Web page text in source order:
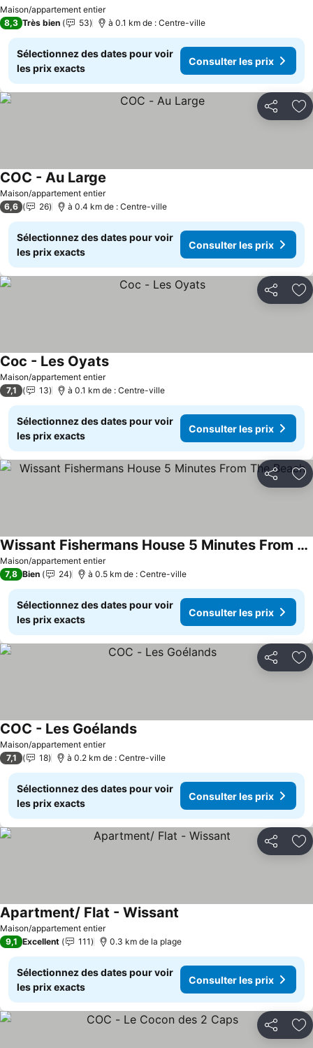
Maison/appartement entier
8,3 Très bien 53 à 0.1 km de : Centre-ville
Sélectionnez des dates pour voir
les prix exacts
Consulter les prix
Partager
Maison/appartement entier
COC - Au Large
6,6 26 à 0.4 km de : Centre-ville
Sélectionnez des dates pour voir
les prix exacts
Consulter les prix
Partager
Maison/appartement entier
Coc - Les OyatsConsulter les prix
7,1 13 à 0.1 km de : Centre-ville
Sélectionnez des dates pour voir
les prix exacts
Consulter les prix
Partager
Maison/appartement entier
Wissant Fishermans House 5 Minutes From The Beach
Consulter les prix
7,8 Bien 24 à 0.5 km de : Centre-ville
Sélectionnez des dates pour voir
les prix exacts
Consulter les prix
Partager
Maison/appartement entier
COC - Les GoélandsConsulter les prix
7,1 18 à 0.2 km de : Centre-ville
Sélectionnez des dates pour voir
les prix exacts
Consulter les prix
Partager
Maison/appartement entier
Apartment/ Flat - Wissant
9,1 Excellent 111 0.3 km de la plage
Sélectionnez des dates pour voir
les prix exacts
Consulter les prix
Partager